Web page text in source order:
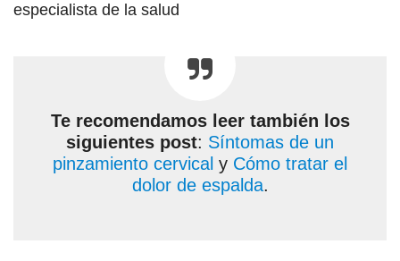
especialista de la salud
Te recomendamos leer también los
siguientes post: Síntomas de un
pinzamiento cervical y Cómo tratar el
dolor de espalda.